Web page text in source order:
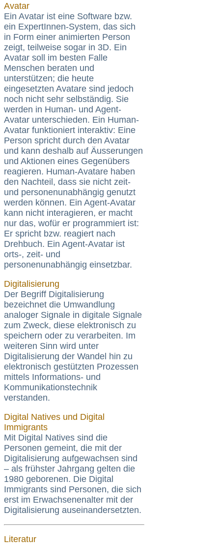
Avatar
Ein Avatar ist eine Software bzw.
ein ExpertInnen-System, das sich
in Form einer animierten Person
zeigt, teilweise sogar in 3D. Ein
Avatar soll im besten Falle
Menschen beraten und
unterstützen; die heute
eingesetzten Avatare sind jedoch
noch nicht sehr selbständig. Sie
werden in Human- und Agent-
Avatar unterschieden. Ein Human-
Avatar funktioniert interaktiv: Eine
Person spricht durch den Avatar
und kann deshalb auf Äusserungen
und Aktionen eines Gegenübers
reagieren. Human-Avatare haben
den Nachteil, dass sie nicht zeit-
und personenunabhängig genutzt
werden können. Ein Agent-Avatar
kann nicht interagieren, er macht
nur das, wofür er programmiert ist:
Er spricht bzw. reagiert nach
Drehbuch. Ein Agent-Avatar ist
orts-, zeit- und
personenunabhängig einsetzbar.
Digitalisierung
Der Begriff Digitalisierung
bezeichnet die Umwandlung
analoger Signale in digitale Signale
zum Zweck, diese elektronisch zu
speichern oder zu verarbeiten. Im
weiteren Sinn wird unter
Digitalisierung der Wandel hin zu
elektronisch gestützten Prozessen
mittels Informations- und
Kommunikationstechnik
verstanden.
Digital Natives und Digital
Immigrants
Mit Digital Natives sind die
Personen gemeint, die mit der
Digitalisierung aufgewachsen sind
– als frühster Jahrgang gelten die
1980 geborenen. Die Digital
Immigrants sind Personen, die sich
erst im Erwachsenenalter mit der
Digitalisierung auseinandersetzten.
Literatur